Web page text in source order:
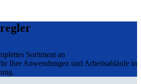
Sortiment an
Ihre Anwendungen und Arbeitsabläufe in